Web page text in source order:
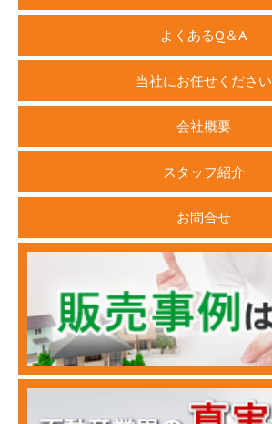
よくあるQ＆A
当社にお任せください
会社概要
スタッフ紹介
お問合せ